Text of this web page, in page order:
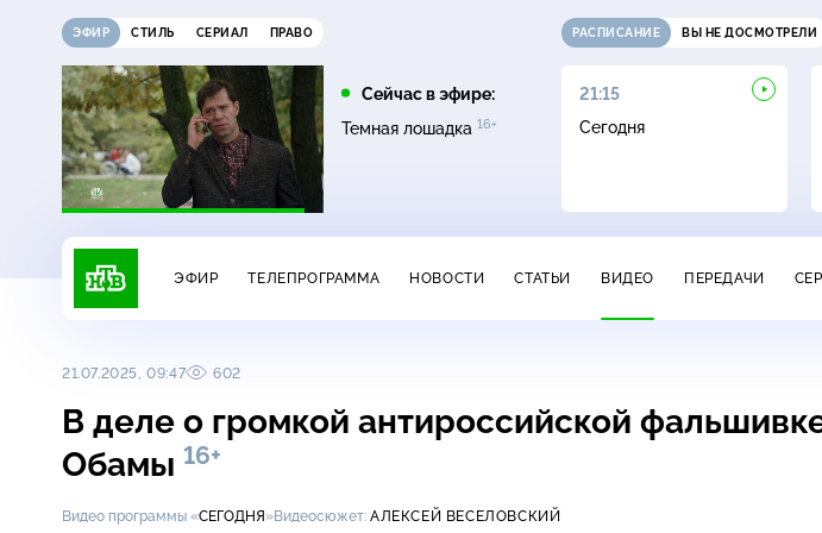
ЭФИР СТИЛЬ СЕРИАЛ ПРАВО
Сейчас в эфире:
Темная лошадка 16+
РАСПИСАНИЕ ВЫ НЕ ДОСМОТРЕЛИ
16:00
Сегодня
17:00
Невский. Чужой среди
21:15
Сегодня
ЭФИР ТЕЛЕПРОГРАММА НОВОСТИ СТАТЬИ ВИДЕО ПЕРЕДАЧИ
21.07.2025, 09:47 602
В деле о громкой антироссийской
Обамы 16+
Видео программы «СЕГОДНЯ»Видеосюжет: АЛЕКСЕЙ ВЕСЕЛОВСКИЙ